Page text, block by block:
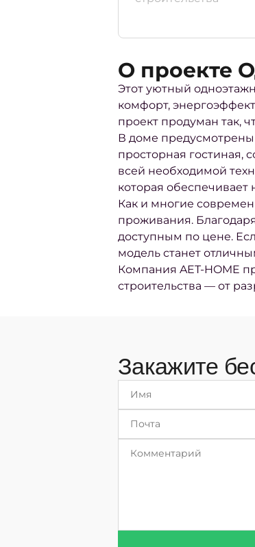
О проекте
Этот уютный
комфорт,
проект продуман так,
В доме предусмотрены
просторная гостиная,
всей необходимой
которая
Как и многие
проживания.
доступным по цене.
модель станет
Компания AET-HOME
строительства — от
Закажите